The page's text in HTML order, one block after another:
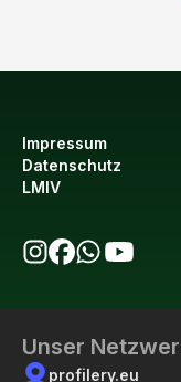
Impressum
Datenschutz
LMIV
Unser
profilery.eu